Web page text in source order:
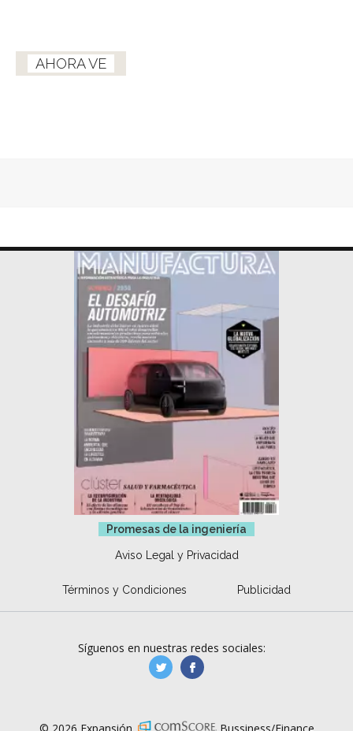
AHORA VE
Promesas de la ingeniería
Aviso Legal y Privacidad
Términos y Condiciones Publicidad
Síguenos en nuestras redes sociales:
manufacturaGE